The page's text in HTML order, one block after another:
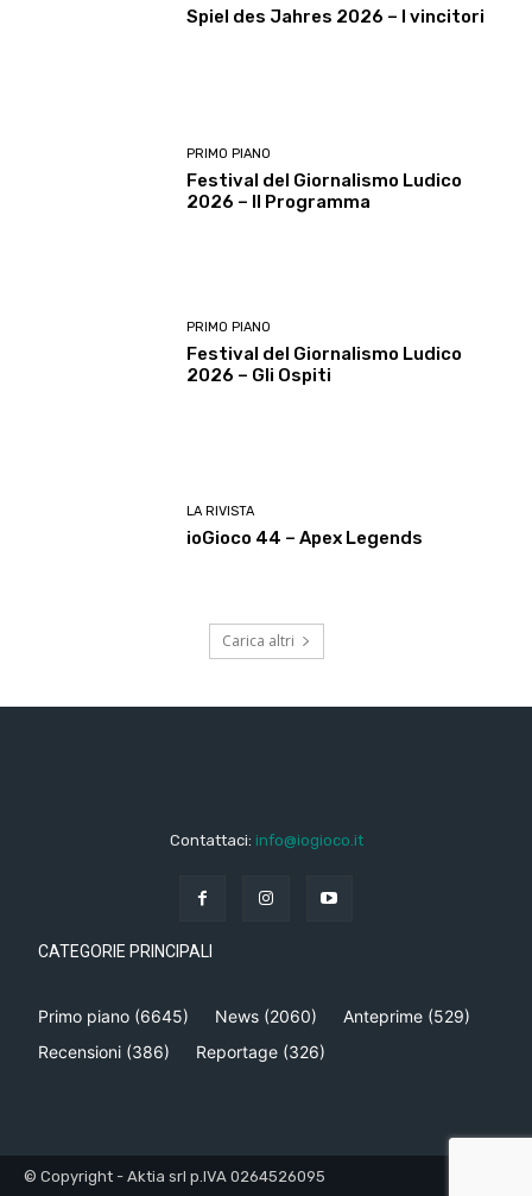
Spiel des Jahres 2026 – I vincitori
PRIMO PIANO
Festival del Giornalismo Ludico
2026 – Il Programma
PRIMO PIANO
Festival del Giornalismo Ludico
2026 – Gli Ospiti
LA RIVISTA
ioGioco 44 – Apex Legends
Carica altri
Contattaci: info@iogioco.it
CATEGORIE PRINCIPALI
Primo piano (6645) News (2060) Anteprime (529)
Recensioni (386) Reportage (326)
© Copyright - Aktia srl p.IVA 0264526095